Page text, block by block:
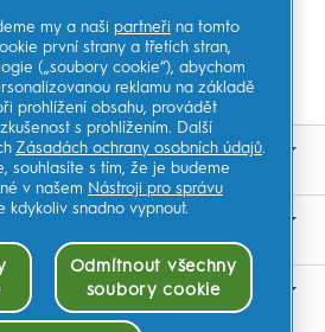
my a naši partneři na tomto
první strany a třetích stran,
(„soubory cookie“), abychom
reklamu na základě
prohlížení obsahu, provádět
s prohlížením. Další
Zásadách ochrany osobních údajů.
souhlasíte s tím, že je budeme
v našem Nástroji pro správu
kdykoliv snadno vypnout.
Odmítnout všechny
soubory cookie